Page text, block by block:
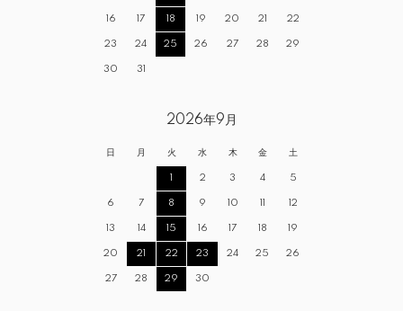
16 17 18 19 20 21 22
23 24 25 26 27 28 29
30 31
2026年9月
日 月 火 水 木 金 土
1 2 3 4 5
6 7 8 9 10 11 12
13 14 15 16 17 18 19
20 21 22 23 24 25 26
27 28 29 30